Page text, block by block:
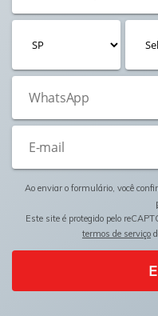
Ao enviar o formulário, você
Este site é protegido pelo
termos de serviço